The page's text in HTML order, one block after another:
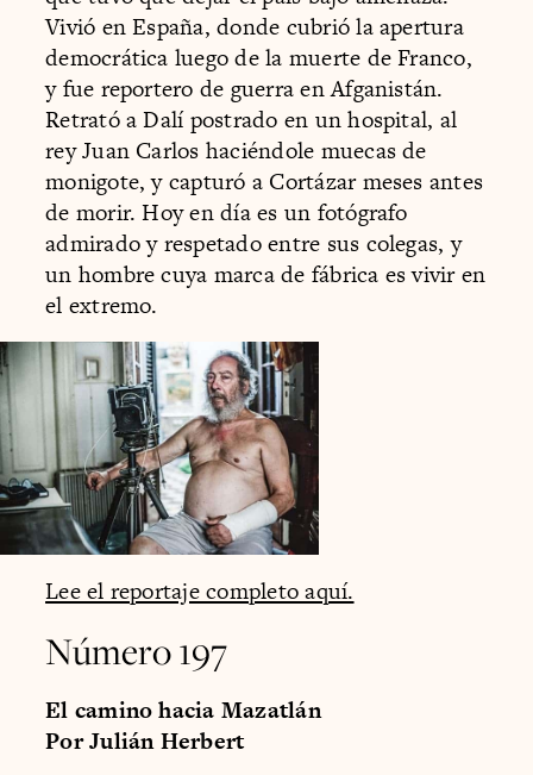
Vivió en España, donde cubrió la apertura
democrática luego de la muerte de Franco,
y fue reportero de guerra en Afganistán.
Retrató a Dalí postrado en un hospital, al
rey Juan Carlos haciéndole muecas de
monigote, y capturó a Cortázar meses antes
de morir. Hoy en día es un fotógrafo
admirado y respetado entre sus colegas, y
un hombre cuya marca de fábrica es vivir en
el extremo.
Lee el reportaje completo aquí.
Número 197
El camino hacia Mazatlán
Por Julián Herbert